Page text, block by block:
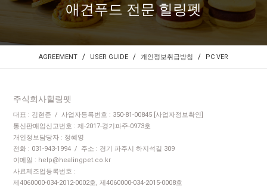
애견푸드 전문 힐링펫
AGREEMENT / USER GUIDE / 개인정보취급방침 / PC VER
주식회사힐링펫
대표 : 김현준 / 사업자등록번호 : 350-81-00845 [사업자정보확인]
통신판매업신고번호 : 제-2017-경기파주-0973호
개인정보담당자 : 정혜영
전화 : 031-943-1994 / 주소 : 경기 파주시 하지석길 309
이메일 : help@healingpet.co.kr
사료제조업등록번호 :
제4060000-034-2012-0002호, 제4060000-034-2015-0008호